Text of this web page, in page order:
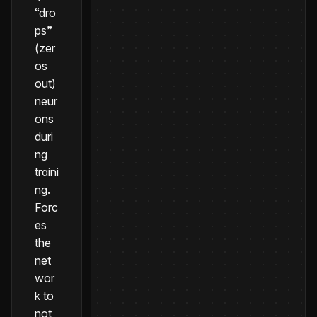
“dro
ps”
(zer
os
out)
neur
ons
duri
ng
traini
ng.
Forc
es
the
net
wor
k to
not